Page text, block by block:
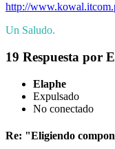
http://
Un Saludo.
19 Respuesta por
Elaphe
Expulsado
No conectado
Re: "Eligiendo